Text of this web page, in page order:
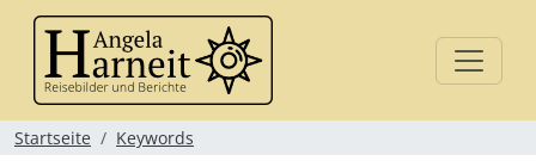
Startseite Keywords